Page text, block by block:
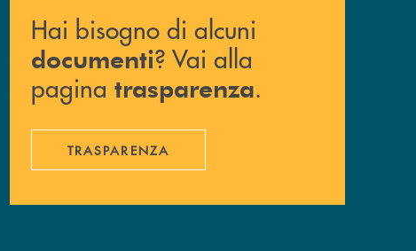
Hai bisogno di alcuni
documenti? Vai alla
pagina trasparenza.
TRASPARENZA